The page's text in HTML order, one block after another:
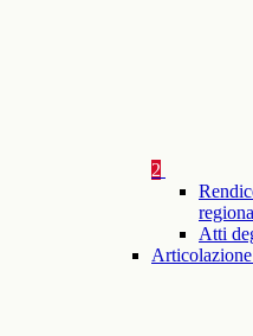
2
Atti